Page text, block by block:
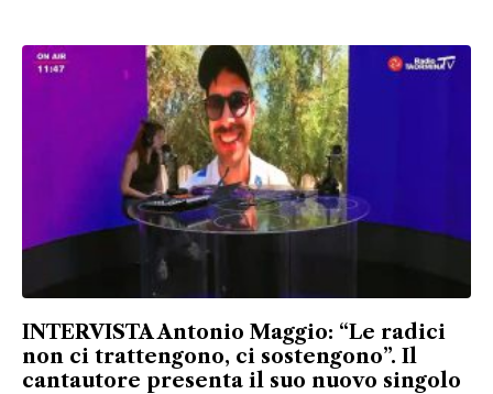
INTERVISTA Antonio Maggio: “Le radici
non ci trattengono, ci sostengono”. Il
cantautore presenta il suo nuovo singolo